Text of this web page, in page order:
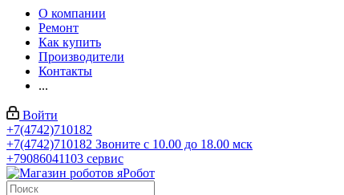
О компании
Ремонт
Как купить
Производители
Контакты
...
Войти
+7(4742)710182
+7(4742)710182 Звоните с 10.00 до 18.00 мск
+79086041103 сервис